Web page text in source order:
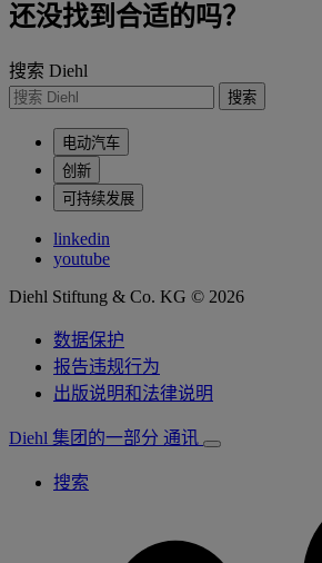
还没找到合适的吗？
搜索 Diehl
搜索
电动汽车
创新
可持续发展
linkedin
youtube
Diehl Stiftung & Co. KG © 2026
数据保护
报告违规行为
出版说明和法律说明
Diehl 集团的一部分 通讯
搜索